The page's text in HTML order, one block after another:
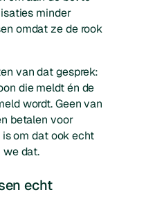
minder
omdat ze de rook
van dat gesprek:
die meldt én de
wordt. Geen van
betalen voor
om dat ook echt
we dat.
echt